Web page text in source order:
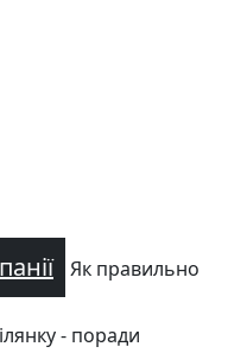
Як правильно
- поради